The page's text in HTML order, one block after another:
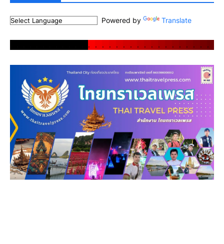
Powered by Translate
. . . . . . . . . . . . . . . . . .